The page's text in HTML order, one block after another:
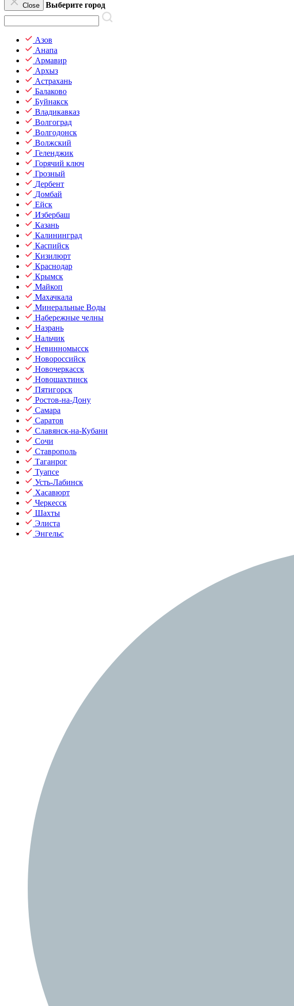
Close Выберите город
Азов
Анапа
Армавир
Архыз
Астрахань
Балаково
Буйнакск
Владикавказ
Волгоград
Волгодонск
Волжский
Геленджик
Горячий ключ
Грозный
Дербент
Домбай
Ейск
Избербаш
Казань
Калининград
Каспийск
Кизилюрт
Краснодар
Крымск
Майкоп
Махачкала
Минеральные Воды
Набережные челны
Назрань
Нальчик
Невинномысск
Новороссийск
Новочеркасск
Новошахтинск
Пятигорск
Ростов-на-Дону
Самара
Саратов
Славянск-на-Кубани
Сочи
Ставрополь
Таганрог
Туапсе
Усть-Лабинск
Хасавюрт
Черкесск
Шахты
Элиста
Энгельс